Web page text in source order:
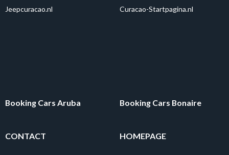
Jeepcuracao.nl Curacao-Startpagina.nl
Booking Cars Aruba Booking Cars Bonaire
CONTACT HOMEPAGE